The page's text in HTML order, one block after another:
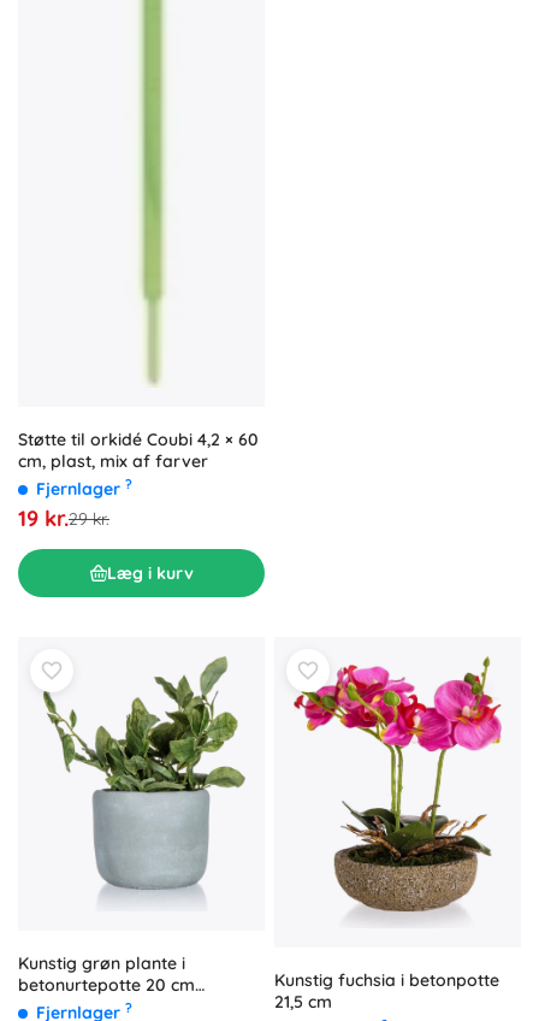
Støtte til orkidé Coubi 4,2 × 60
cm, plast, mix af farver
Fjernlager ?
19 kr.29 kr.
Læg i kurv
Kunstig grøn plante i
betonurtepotte 20 cm
GREENERY
Fjernlager ?
Kunstig fuchsia i betonpotte
21,5 cm